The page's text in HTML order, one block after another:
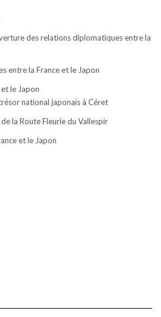
des relations diplomatiques entre la
entre la France et le Japon
le Japon
national japonais à Céret
la Route Fleurie du Vallespir
et le Japon